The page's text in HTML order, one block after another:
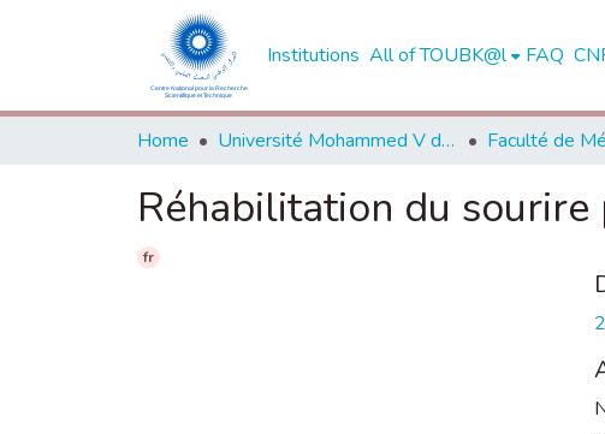
Institutions All of TOUBK@l FAQ
Home Université Mohammed V de Rabat
Réhabilitation du
fr